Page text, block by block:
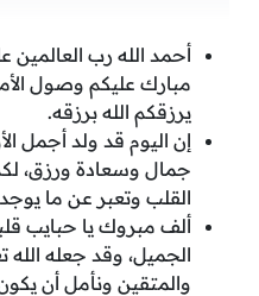
أحمد الله رب العالمين
مبارك عليكم وصول
يرزقكم الله برزقه.
إن اليوم قد ولد أجمل
جمال وسعادة ورزق،
القلب وتعبر عن ما يوجد
ألف مبروك يا حبايب
الجميل، وقد جعله الله
والمتقين ونأمل أن